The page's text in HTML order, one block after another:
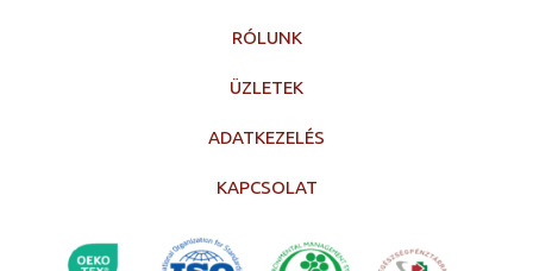
RÓLUNK
ÜZLETEK
ADATKEZELÉS
KAPCSOLAT